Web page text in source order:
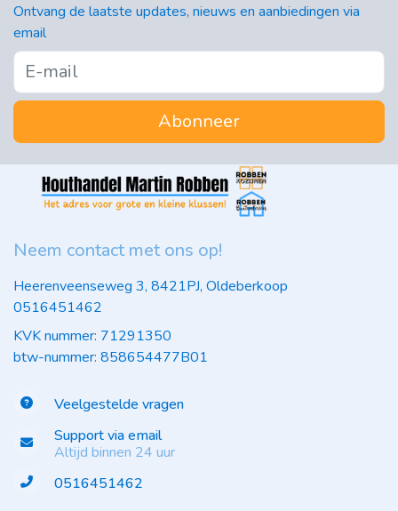
Ontvang de laatste updates, nieuws en aanbiedingen via
email
Abonneer
Neem contact met ons op!
Heerenveenseweg 3, 8421PJ, Oldeberkoop
0516451462
KVK nummer: 71291350
btw-nummer: 858654477B01
Veelgestelde vragen
Support via email
Altijd binnen 24 uur
0516451462